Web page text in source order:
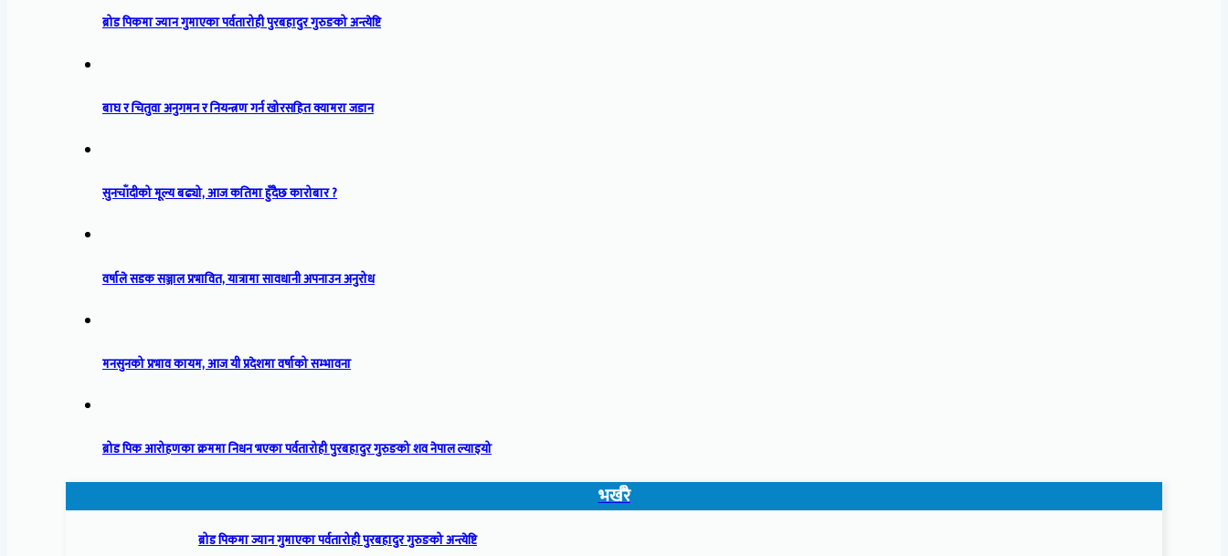
ब्रोड पिकमा ज्यान गुमाएका पर्वतारोही पुरबहादुर गुरुङको अन्त्येष्टि
बाघ र चितुवा अनुगमन र नियन्त्रण गर्न खोरसहित क्यामरा जडान
सुनचाँदीको मूल्य बढ्यो, आज कतिमा हुँदैछ कारोबार ?
वर्षाले सडक सञ्जाल प्रभावित, यात्रामा सावधानी अपनाउन अनुरोध
मनसुनको प्रभाव कायम, आज यी प्रदेशमा वर्षाको सम्भावना
ब्रोड पिक आरोहणका क्रममा निधन भएका पर्वतारोही पुरबहादुर गुरुङको शव नेपाल ल्याइयो
भर्खरै
ब्रोड पिकमा ज्यान गुमाएका पर्वतारोही पुरबहादुर गुरुङको अन्त्येष्टि